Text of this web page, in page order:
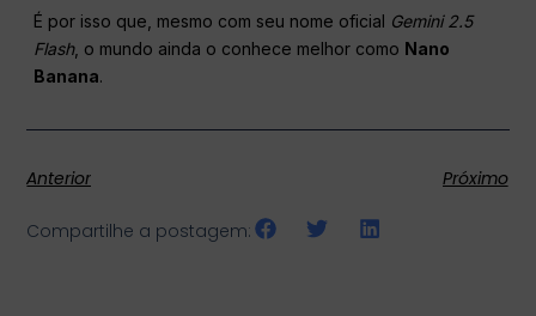
É por isso que, mesmo com seu nome oficial Gemini 2.5
Flash, o mundo ainda o conhece melhor como Nano
Banana.
Anterior Próximo
Compartilhe a postagem: